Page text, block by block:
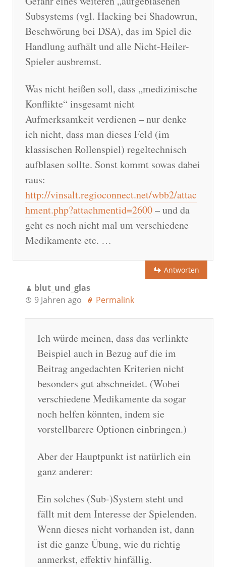
Subsystems (vgl. Hacking bei Shadowrun,
Beschwörung bei DSA), das im Spiel die
Handlung aufhält und alle Nicht-Heiler-
Spieler ausbremst.
Was nicht heißen soll, dass „medizinische
Konflikte“ insgesamt nicht
Aufmerksamkeit verdienen – nur denke
ich nicht, dass man dieses Feld (im
klassischen Rollenspiel) regeltechnisch
aufblasen sollte. Sonst kommt sowas dabei
raus:
http://vinsalt.regioconnect.net/wbb2/attac
hment.php?attachmentid=2600– und da
geht es noch nicht mal um verschiedene
Medikamente etc. …
Antworten
blut_und_glas
9 Jahren ago
Permalink
Ich würde meinen, dass das verlinkte
Beispiel auch in Bezug auf die im
Beitrag angedachten Kriterien nicht
besonders gut abschneidet. (Wobei
verschiedene Medikamente da sogar
noch helfen könnten, indem sie
vorstellbarere Optionen einbringen.)
Aber der Hauptpunkt ist natürlich ein
ganz anderer:
Ein solches (Sub-)System steht und
fällt mit dem Interesse der Spielenden.
Wenn dieses nicht vorhanden ist, dann
ist die ganze Übung, wie du richtig
anmerkst, effektiv hinfällig.